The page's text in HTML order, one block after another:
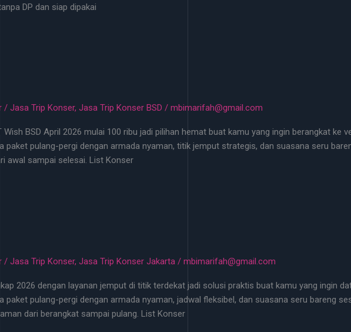
DP dan siap dipakai
/ Jasa Trip Konser, Jasa Trip Konser BSD / mbimarifah@gmail.com
BSD April 2026 mulai 100 ribu jadi pilihan hemat buat kamu yang ingin berangkat ke
paket pulang-pergi dengan armada nyaman, titik jemput strategis, dan suasana seru
awal sampai selesai. List Konser
/ Jasa Trip Konser, Jasa Trip Konser Jakarta / mbimarifah@gmail.com
2026 dengan layanan jemput di titik terdekat jadi solusi praktis buat kamu yang ingin
paket pulang-pergi dengan armada nyaman, jadwal fleksibel, dan suasana seru bareng
dari berangkat sampai pulang. List Konser